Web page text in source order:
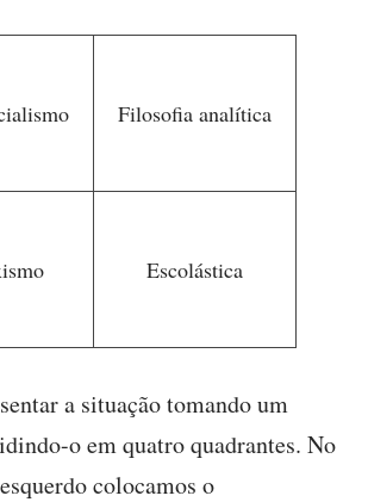
Filosofia analítica
Escolástica
a situação tomando um
o em quatro quadrantes. No
colocamos o